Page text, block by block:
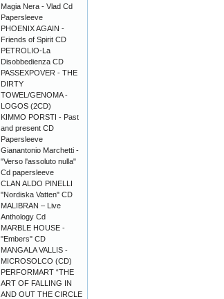
Magia Nera - Vlad Cd
Papersleeve
PHOENIX AGAIN -
Friends of Spirit CD
PETROLIO-La
Disobbedienza CD
PASSEXPOVER - THE
DIRTY
TOWEL/GENOMA -
LOGOS (2CD)
KIMMO PORSTI - Past
and present CD
Papersleeve
Gianantonio Marchetti -
"Verso l'assoluto nulla"
Cd papersleeve
CLAN ALDO PINELLI
"Nordiska Vatten" CD
MALIBRAN – Live
Anthology Cd
MARBLE HOUSE -
"Embers" CD
MANGALA VALLIS -
MICROSOLCO (CD)
PERFORMART “THE
ART OF FALLING IN
AND OUT THE CIRCLE